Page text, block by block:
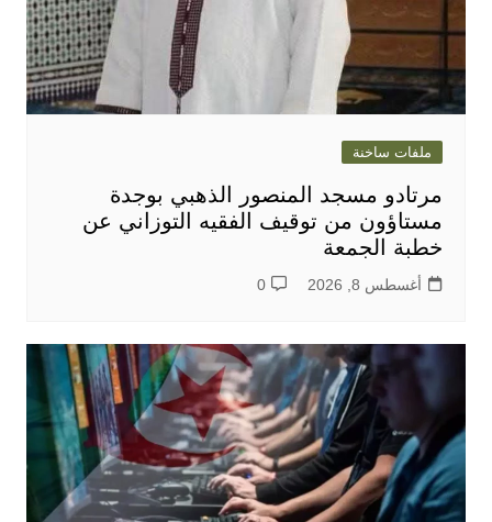
ملفات ساخنة
مرتادو مسجد المنصور الذهبي بوجدة
مستاؤون من توقيف الفقيه التوزاني عن
خطبة الجمعة
أغسطس 8, 2026 0